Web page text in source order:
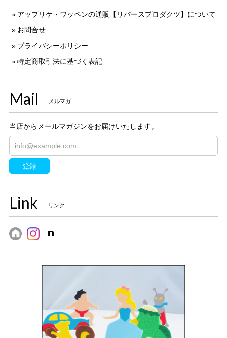
イニシャル アップリケ
イニシャル アップリケ
アイロン接着 フェルト アップリケ（小人A）
2022/10/05
2022/10/05
アップリケ・ワッペンの通販【リバースプロダクツ】について
お問合せ
プライバシーポリシー
特定商取引法に基づく表記
Mail メルマガ
当店からメールマガジンをお届けいたします。
登録
Link リンク